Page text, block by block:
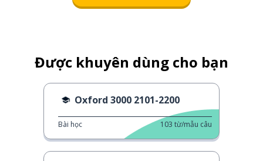
Được khuyên dùng cho bạn
Oxford 3000 2101-2200
Bài học 103 từ/mẫu câu